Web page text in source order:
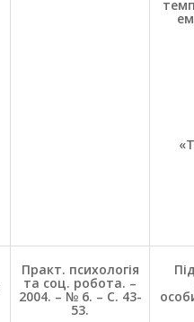
Практ. психологія
та соц. робота. –
2004. – № 6. – С. 43-
53.